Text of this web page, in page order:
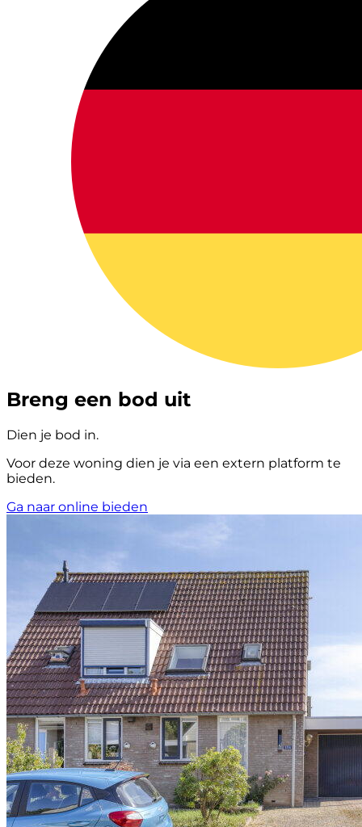
Breng een bod uit
Dien je bod in.
Voor deze woning dien je via een extern platform te
bieden.
Ga naar online bieden